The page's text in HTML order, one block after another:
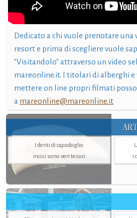
Dedicato a chi vuole prenotare una
resort e prima di scegliere vuole
"Visitandolo" attraverso un video
mareonline.it. I titolari di alberghi
mettere on line propri filmati
a mareonline@mareonline.it
I denti di capodoglio
incisi sono veri tesori
i